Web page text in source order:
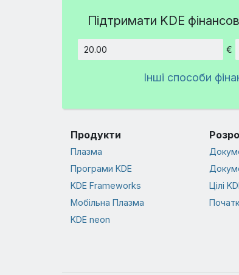
Підтримати KDE
€
Інші способи
Продукти
Плазма
Програми KDE
KDE Frameworks
Мобільна Плазма
KDE neon
Цілі